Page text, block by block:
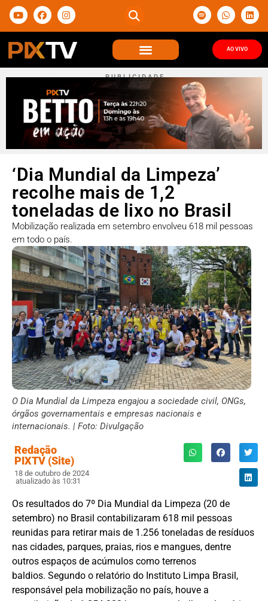
AO VIVO
P U B L I C I D A D E
‘Dia Mundial da Limpeza’
recolhe mais de 1,2
toneladas de lixo no Brasil
Mobilização realizada em setembro envolveu 618 mil pessoas
em todo o país.
O Dia Mundial da Limpeza engajou a sociedade civil, ONGs,
órgãos governamentais e empresas nacionais e
internacionais. | Foto: Divulgação
Redação
PIXTV (Site)
18 de outubro de 2024
atualizado às 10:31
Os resultados do 7º Dia Mundial da Limpeza (20 de
setembro) no Brasil contabilizaram 618 mil pessoas
reunidas para retirar mais de 1.256 toneladas de resíduos
nas cidades, parques, praias, rios e mangues, dentre
outros espaços de acúmulos como terrenos
baldios. Segundo o relatório do Instituto Limpa Brasil,
responsável pela mobilização no país, houve a